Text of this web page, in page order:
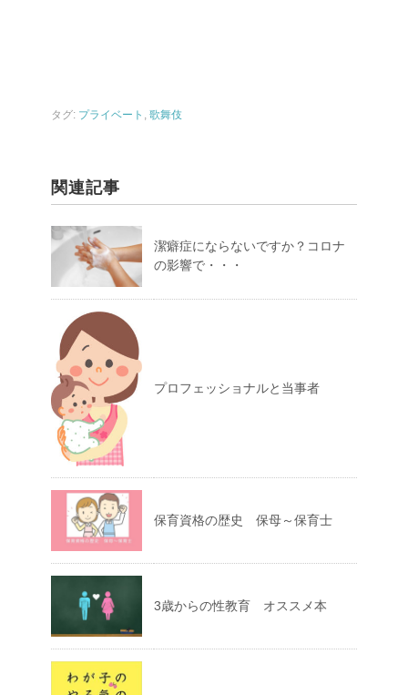
タグ: プライベート , 歌舞伎
関連記事
潔癖症にならないですか？コロナ
の影響で・・・
プロフェッショナルと当事者
保育資格の歴史 保母～保育士
3歳からの性教育 オススメ本